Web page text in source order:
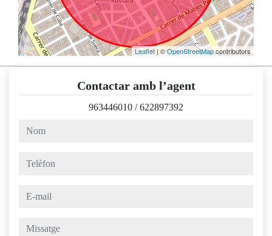
Leaflet| ©OpenStreetMapcontributors
Contactar amb l’agent
963446010 /622897392
nom
telèfon
e-mail
missatge